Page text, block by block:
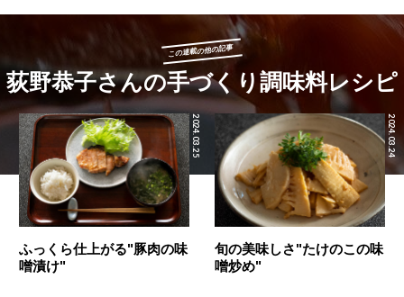
この連載の他の記事
荻野恭子さんの手づくり調味料レシピ
2024.03.25
ふっくら仕上がる"豚肉の味
噌漬け"
2024.03.24
旬の美味しさ"たけのこの味
噌炒め"